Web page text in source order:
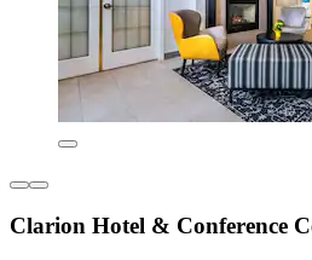
Clarion Hotel & Conference